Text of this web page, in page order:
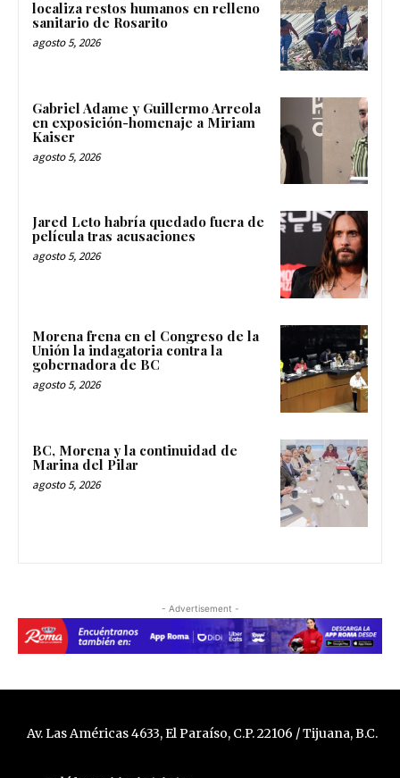
localiza restos humanos en relleno
sanitario de Rosarito
agosto 5, 2026
Gabriel Adame y Guillermo Arreola
en exposición-homenaje a Miriam
Kaiser
agosto 5, 2026
Jared Leto habría quedado fuera de
película tras acusaciones
agosto 5, 2026
Morena frena en el Congreso de la
Unión la indagatoria contra la
gobernadora de BC
agosto 5, 2026
BC, Morena y la continuidad de
Marina del Pilar
agosto 5, 2026
- Advertisement -
Av. Las Américas 4633, El Paraíso, C.P. 22106 / Tijuana, B.C.